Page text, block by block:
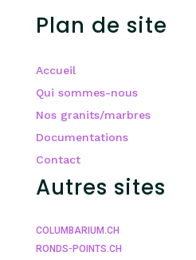
Plan de site
Accueil
Qui sommes-nous
Nos granits/marbres
Documentations
Contact
Autres sites
COLUMBARIUM.CH
RONDS-POINTS.CH